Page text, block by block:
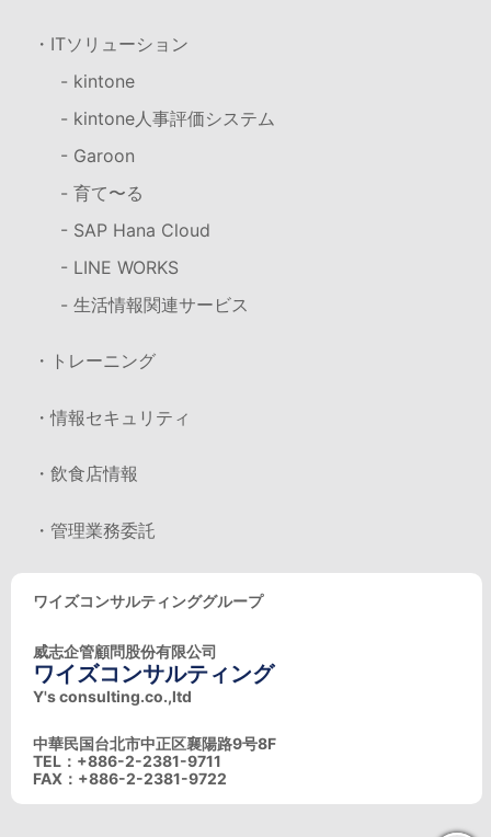
・ITソリューション
- kintone
- kintone人事評価システム
- Garoon
- 育て〜る
- SAP Hana Cloud
- LINE WORKS
- 生活情報関連サービス
・トレーニング
・情報セキュリティ
・飲食店情報
・管理業務委託
ワイズコンサルティンググループ
威志企管顧問股份有限公司
ワイズコンサルティング
Y's consulting.co.,ltd
中華民国台北市中正区襄陽路9号8F
TEL：+886-2-2381-9711
FAX：+886-2-2381-9722